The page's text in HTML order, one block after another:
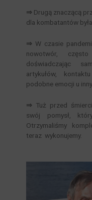
⇒ Drugą znaczącą
dla kombatantów
⇒ W czasie
nowotwór,
doświadczając
artykułów,
podobne emocji u
⇒ Tuż przed
swój pomysł,
Otrzymaliśmy
teraz wykonujemy.